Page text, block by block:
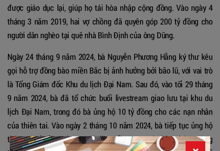
được giáo dục lại, giúp họ tái hòa nhập cộng đồng. Vào ngày 4
tháng 3 năm 2019, hai vợ chồng đã quyên góp 200 tỷ đồng cho
người dân nghèo tại quê nhà Bình Định của ông Dũng.
Ngày 24 tháng 9 năm 2024, bà Nguyễn Phương Hằng ký thư kêu
gọi hỗ trợ đồng bào miền Bắc bị ảnh hưởng bởi bão lũ, với vai trò
là Tổng Giám đốc Khu du lịch Đại Nam. Sau đó, vào tối 29 tháng
9 năm 2024, bà đã tổ chức buổi livestream giao lưu tại khu du
lịch Đại Nam, trong đó bà ủng hộ 10 tỷ đồng cho các nạn nhân
của thiên tai. Vào ngày 2 tháng 10 năm 2024, bà tiếp tục ủng hộ
thêm 10 tỷ đồng cho người dân miền Trung và thông báo ngừng